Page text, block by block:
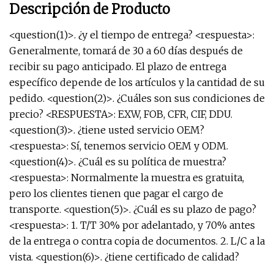
Descripción de Producto
<question(1)>. ¿y el tiempo de entrega? <respuesta>:
Generalmente, tomará de 30 a 60 días después de
recibir su pago anticipado. El plazo de entrega
específico depende de los artículos y la cantidad de su
pedido. <question(2)>. ¿Cuáles son sus condiciones de
precio? <RESPUESTA>: EXW, FOB, CFR, CIF, DDU.
<question(3)>. ¿tiene usted servicio OEM?
<respuesta>: Sí, tenemos servicio OEM y ODM.
<question(4)>. ¿Cuál es su política de muestra?
<respuesta>: Normalmente la muestra es gratuita,
pero los clientes tienen que pagar el cargo de
transporte. <question(5)>. ¿Cuál es su plazo de pago?
<respuesta>: 1. T/T 30% por adelantado, y 70% antes
de la entrega o contra copia de documentos. 2. L/C a la
vista. <question(6)>. ¿tiene certificado de calidad?